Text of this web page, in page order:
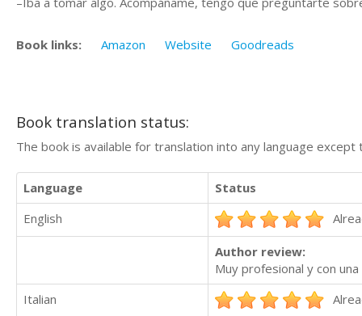
Book links: Amazon Website Goodreads
Book translation status:
The book is available for translation into any language
Language
Status
English
Author review:
Muy profesional y con
Italian